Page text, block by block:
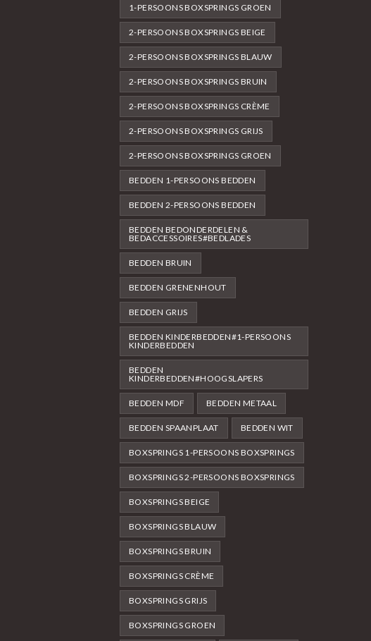
1-PERSOONS BOXSPRINGS GROEN
2-PERSOONS BOXSPRINGS BEIGE
2-PERSOONS BOXSPRINGS BLAUW
2-PERSOONS BOXSPRINGS BRUIN
2-PERSOONS BOXSPRINGS CRÈME
2-PERSOONS BOXSPRINGS GRIJS
2-PERSOONS BOXSPRINGS GROEN
BEDDEN 1-PERSOONS BEDDEN
BEDDEN 2-PERSOONS BEDDEN
BEDDEN BEDONDERDELEN &
BEDACCESSOIRES#BEDLADES
BEDDEN BRUIN
BEDDEN GRENENHOUT
BEDDEN GRIJS
BEDDEN KINDERBEDDEN#1-PERSOONS
KINDERBEDDEN
BEDDEN
KINDERBEDDEN#HOOGSLAPERS
BEDDEN MDF BEDDEN METAAL
BEDDEN SPAANPLAAT BEDDEN WIT
BOXSPRINGS 1-PERSOONS BOXSPRINGS
BOXSPRINGS 2-PERSOONS BOXSPRINGS
BOXSPRINGS BEIGE
BOXSPRINGS BLAUW
BOXSPRINGS BRUIN
BOXSPRINGS CRÈME
BOXSPRINGS GRIJS
BOXSPRINGS GROEN